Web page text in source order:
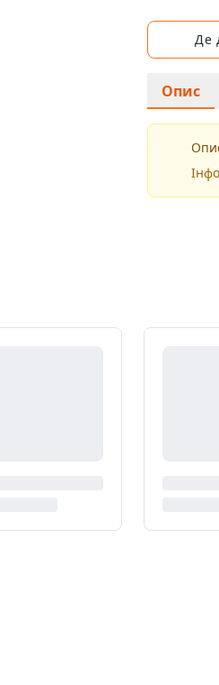
Де
Опис